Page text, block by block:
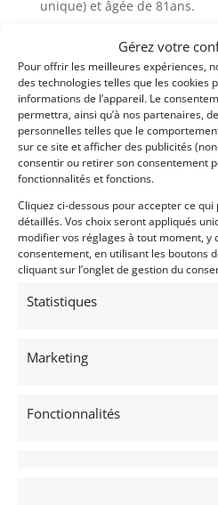
Gérez votre
Pour offrir les meilleures expériences,
des technologies telles que les cookies
informations de l’appareil. Le
permettra, ainsi qu’à nos partenaires,
personnelles telles que le
sur ce site et afficher des publicités
consentir ou retirer son consentement
fonctionnalités et fonctions.
Cliquez ci-dessous pour accepter ce
détaillés. Vos choix seront appliqués
modifier vos réglages à tout moment, y
consentement, en utilisant les boutons
cliquant sur l’onglet de gestion du
Statistiques
Marketing
Fonctionnalités
unique) et âgée de 81ans.
Demandez une expertise
Partager cette annonce
Voir l'annonce de carlo
AUTO
Italiennes
Avant guerre